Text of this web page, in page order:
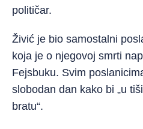
političar.
Živić je bio samostalni
koja je o njegovoj smrti
Fejsbuku. Svim
slobodan dan kako bi „u
bratu“.